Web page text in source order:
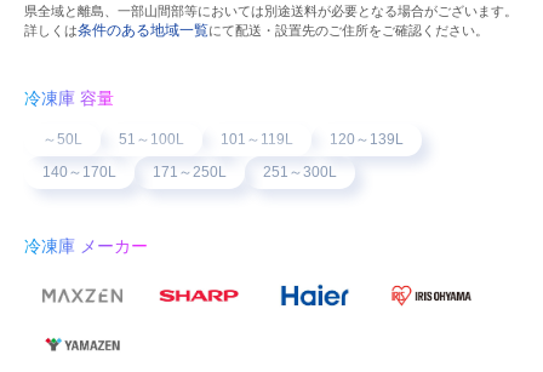
県全域と離島、一部山間部等においては別途送料が必要となる場合がございます。
詳しくは条件のある地域一覧にて配送・設置先のご住所をご確認ください。
冷凍庫 容量
～50L 51～100L 101～119L
120～139L
140～170L
171～250L 251～300L
冷凍庫 メーカー